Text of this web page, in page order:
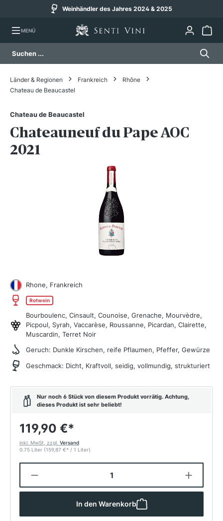
Weinhändler des Jahres 2024 & 2025
MENÜ
Bildergalerie überspringen
Länder & Regionen Frankreich
Rhône
Chateau de Beaucastel
Chateau de Beaucastel
Chateauneuf du Pape AOC
2021
Rhone, Frankreich
Rotwein
Bourboulenc, Cinsault, Counoise, Grenache, Mourvèdre,
Picpoul, Syrah, Vaccarèse, Roussanne, Picardan, Clairette,
Muscardin, Terret Noir
Geruch: Dunkle Kirschen, reife Pflaumen, Pfeffer, Gewürze
Geschmack: Dicht, Kraftvoll, seidig, vollmundig, strukturiert
Nur noch 6 Stück von diesem Produkt vorrätig. Achtung,
dieses Produkt ist sehr beliebt!
119,90 €*
inkl. MwSt, zzgl. Versand
0.75 Liter (159,87 €* / 1 Liter)
Produkt Anzahl: Gib den
In den Warenkorb